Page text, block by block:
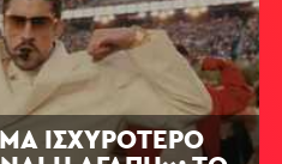
ΙΣΧΥΡΌΤΕΡΟ